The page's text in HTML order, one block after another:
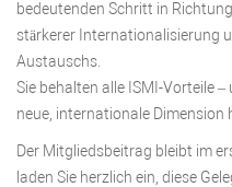
bedeutenden Schritt in
stärkerer Internationalisierung
Austauschs.
Sie behalten alle ISMI-Vorteile
neue, internationale Dimension
Der Mitgliedsbeitrag bleibt im
laden Sie herzlich ein, diese